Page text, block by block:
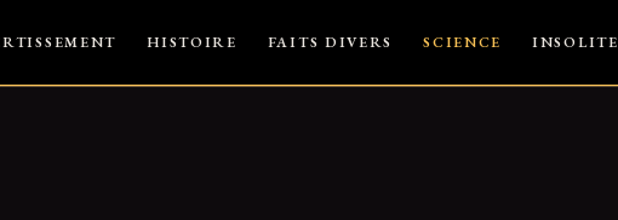
HISTOIRE FAITS DIVERS SCIENCE INSOLITE